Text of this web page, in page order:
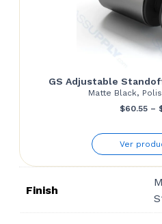
GS Adjustable
Matte Black,
$60.55 –
Ver
Finish